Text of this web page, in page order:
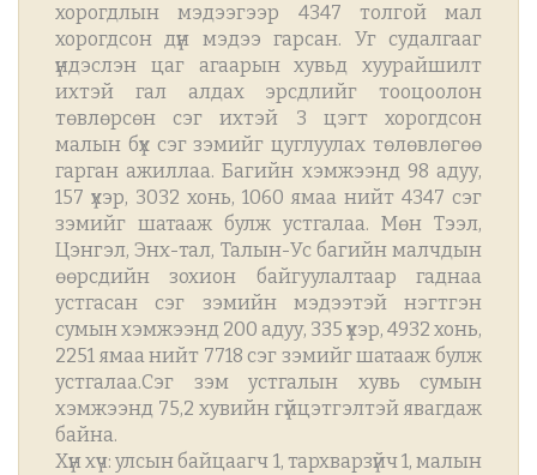
хорогдлын мэдээгээр 4347 толгой мал
хорогдсон дүн мэдээ гарсан. Уг судалгааг
үндэслэн цаг агаарын хувьд хуурайшилт
ихтэй гал алдах эрсдлийг тооцоолон
төвлөрсөн сэг ихтэй 3 цэгт хорогдсон
малын бүх сэг зэмийг цуглуулах төлөвлөгөө
гарган ажиллаа. Багийн хэмжээнд 98 адуу,
157 үхэр, 3032 хонь, 1060 ямаа нийт 4347 сэг
зэмийг шатааж булж устгалаа. Мөн Тээл,
Цэнгэл, Энх-тал, Талын-Ус багийн малчдын
өөрсдийн зохион байгуулалтаар гаднаа
устгасан сэг зэмийн мэдээтэй нэгтгэн
сумын хэмжээнд 200 адуу, 335 үхэр, 4932 хонь,
2251 ямаа нийт 7718 сэг зэмийг шатааж булж
устгалаа.Сэг зэм устгалын хувь сумын
хэмжээнд 75,2 хувийн гүйцэтгэлтэй явагдаж
байна.
Хүн хүч: улсын байцаагч 1, тархварзүйч 1, малын